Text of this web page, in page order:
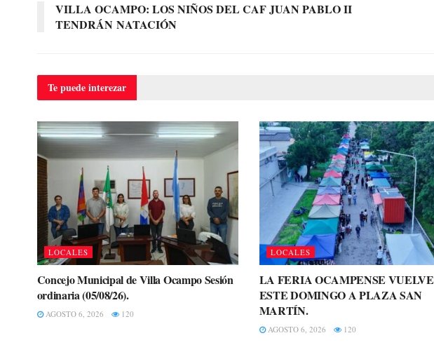
VILLA OCAMPO: LOS NIÑOS DEL CAF JUAN PABLO II
TENDRÁN NATACIÓN
Te puedeinterezar
LOCALES
Concejo Municipal de Villa Ocampo Sesión
ordinaria (05/08/26).
AGOSTO 6, 2026 120
LOCALES
LA FERIA OCAMPENSE VUELVE
ESTE DOMINGO A PLAZA SAN
MARTÍN.
AGOSTO 6, 2026 120